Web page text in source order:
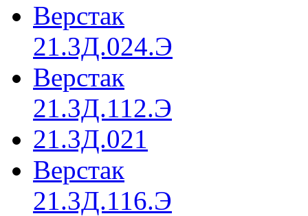
Верстак
21.3Д.024.Э
Верстак
21.3Д.112.Э
21.3Д.021
Верстак
21.3Д.116.Э